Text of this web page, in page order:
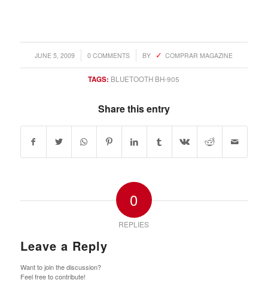
JUNE 5, 2009
/ 0 COMMENTS
/ BY COMPRAR MAGAZINE
TAGS: BLUETOOTH BH-905
Share this entry
0
REPLIES
Leave a Reply
Want to join the discussion?
Feel free to contribute!